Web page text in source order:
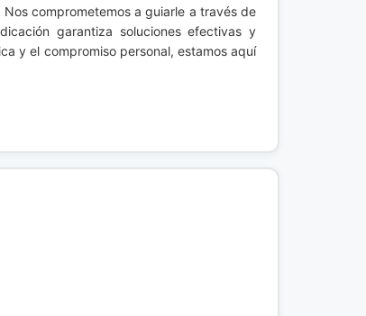
comprometemos a guiarle a través de
garantiza soluciones efectivas y
y el compromiso personal, estamos aquí